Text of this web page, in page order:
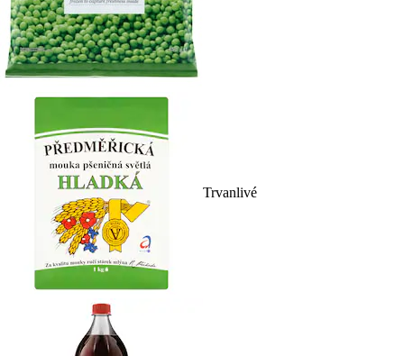
Trvanlivé